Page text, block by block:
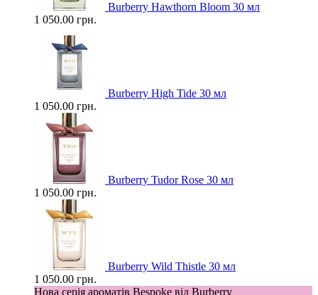
Burberry Hawthorn Bloom 30 мл
1 050.00 грн.
Burberry High Tide 30 мл
1 050.00 грн.
Burberry Tudor Rose 30 мл
1 050.00 грн.
Burberry Wild Thistle 30 мл
1 050.00 грн.
Нова серія ароматів Bespoke від Burberry